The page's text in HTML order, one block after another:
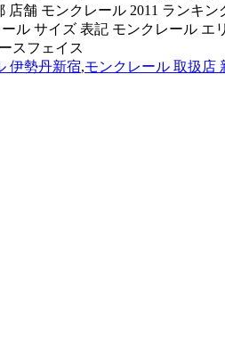
店舗 モンクレール 2011 ランキ
ル サイズ 表記 モンクレール エ
スフェイス
伊勢丹新宿,モンクレール 取扱店